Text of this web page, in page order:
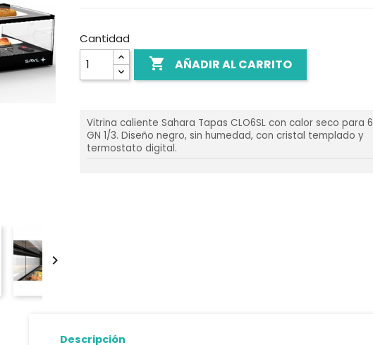

Cantidad
 AÑADIR AL CARRITO
Vitrina caliente Sahara Tapas CLO6SL con calor seco para 6
GN 1/3. Diseño negro, sin humedad, con cristal templado y
termostato digital.
Descripción